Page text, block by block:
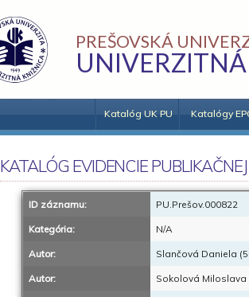
PREŠOVSKÁ
Katalóg UK PU Katalógy
KATALÓG EVIDENCIE
ID záznamu: PU.Prešov.000822
Kategória: N/A
Autor: Slančová Daniela
Autor: Sokolová Miloslava